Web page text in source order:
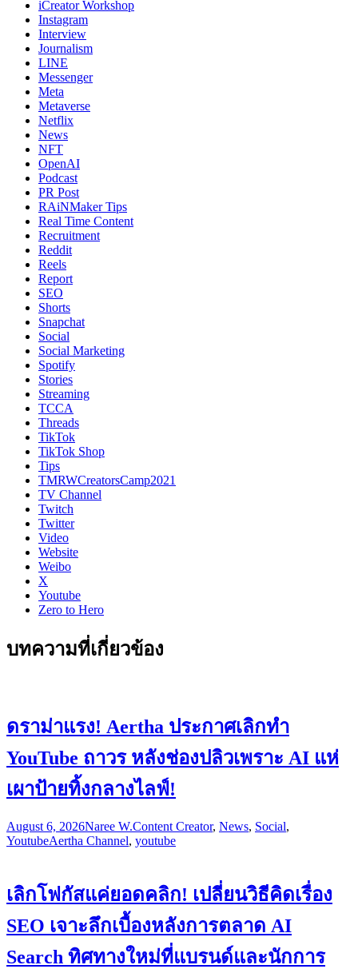
iCreator Workshop
Instagram
Interview
Journalism
LINE
Messenger
Meta
Metaverse
Netflix
News
NFT
OpenAI
Podcast
PR Post
RAiNMaker Tips
Real Time Content
Recruitment
Reddit
Reels
Report
SEO
Shorts
Snapchat
Social
Social Marketing
Spotify
Stories
Streaming
TCCA
Threads
TikTok
TikTok Shop
Tips
TMRWCreatorsCamp2021
TV Channel
Twitch
Twitter
Video
Website
Weibo
X
Youtube
Zero to Hero
บทความที่เกี่ยวข้อง
ดราม่าแรง! Aertha ประกาศเลิกทำ
YouTube ถาวร หลังช่องปลิวเพราะ AI แห่
เผาป้ายทิ้งกลางไลฟ์!
August 6, 2026Naree W.Content Creator, News, Social,
YoutubeAertha Channel, youtube
เลิกโฟกัสแค่ยอดคลิก! เปลี่ยนวิธีคิดเรื่อง
SEO เจาะลึกเบื้องหลังการตลาด AI
Search ทิศทางใหม่ที่แบรนด์และนักการ